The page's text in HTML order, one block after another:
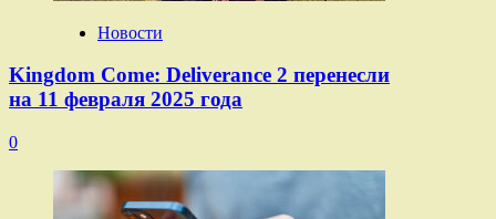
Новости
Kingdom Come: Deliverance 2 перенесли
на 11 февраля 2025 года
0